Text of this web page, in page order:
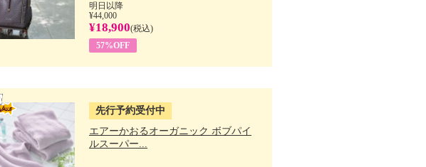
明日以降
¥44,000
¥18,900(税込)
57%OFF
先行予約受付中
エアーかおるオーガニック ボブパイ
ルスーパー...